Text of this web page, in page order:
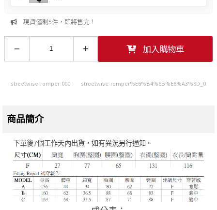
現貨僅剩5件，即將售完！
加入購物車
streetwise-romper-000 streetwise-romper%E6%B4%8B%E8%A3%9D_0
商品簡介
下單後7個工作天內出貨，如有異況另行通知。